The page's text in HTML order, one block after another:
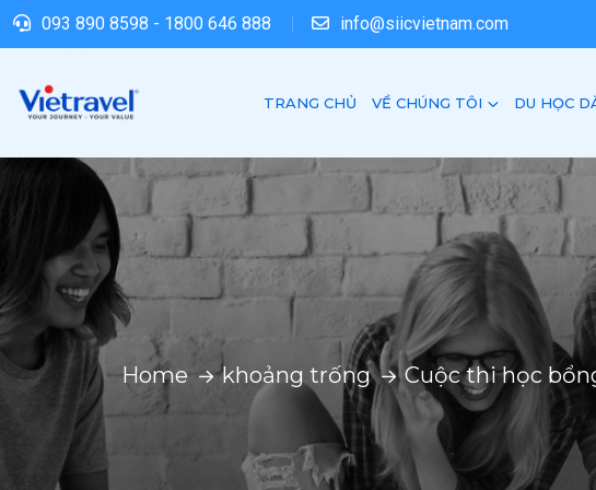
093 890 8598 - 1800 646 888 info@siicvietnam.com
TRANG CHỦ VỀ CHÚNG TÔI DU HỌC
Home khoảng trống Cuộc thi học